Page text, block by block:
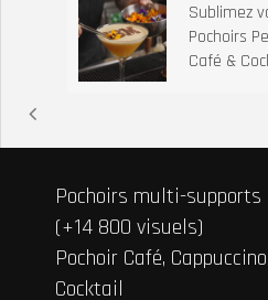
Sublimez
Pochoirs
Café &
Pochoirs multi-supports
(+14 800 visuels)
Pochoir Café, Cappuccino,
Cocktail